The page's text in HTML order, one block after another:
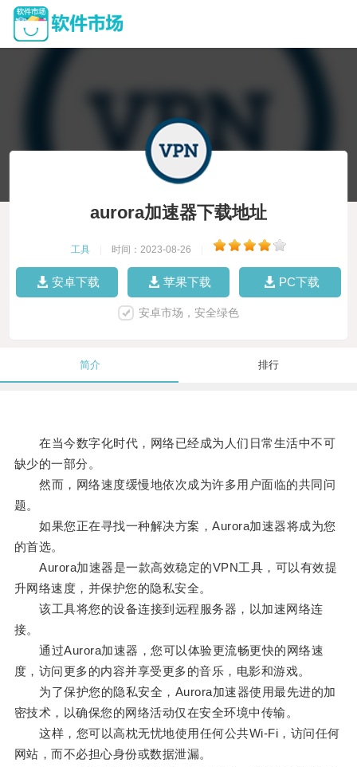
aurora加速器下载地址
工具 时间：2023-08-26
安卓下载 苹果下载 PC下载
安卓市场，安全绿色
简介 排行
在当今数字化时代，网络已经成为人们日常生活中不可
缺少的一部分。
然而，网络速度缓慢地依次成为许多用户面临的共同问
题。
如果您正在寻找一种解决方案，Aurora加速器将成为您
的首选。
Aurora加速器是一款高效稳定的VPN工具，可以有效提
升网络速度，并保护您的隐私安全。
该工具将您的设备连接到远程服务器，以加速网络连
接。
通过Aurora加速器，您可以体验更流畅更快的网络速
度，访问更多的内容并享受更多的音乐，电影和游戏。
为了保护您的隐私安全，Aurora加速器使用最先进的加
密技术，以确保您的网络活动仅在安全环境中传输。
这样，您可以高枕无忧地使用任何公共Wi-Fi，访问任何
网站，而不必担心身份或数据泄漏。